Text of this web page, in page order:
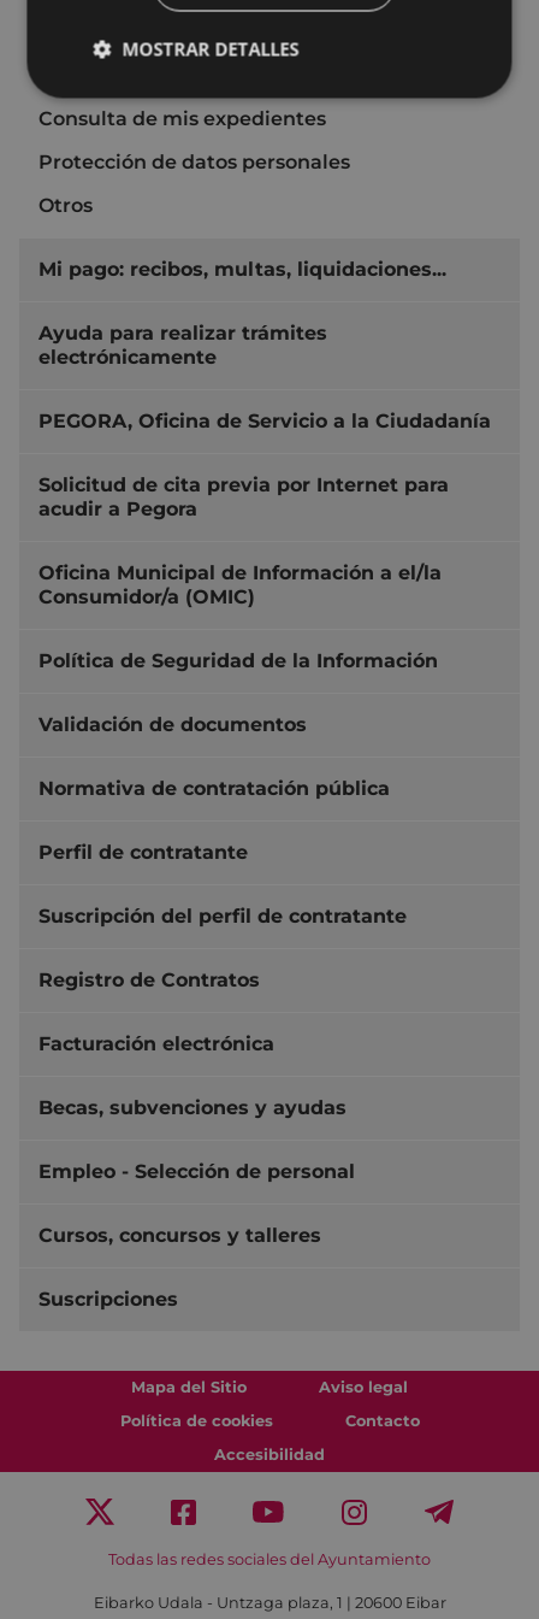
economía, tecnologías, medios de
Consulta de mis expedientes
Protección de datos personales
Otros
Mi pago: recibos, multas, liquidaciones...
Ayuda para realizar trámites
electrónicamente
PEGORA, Oficina de Servicio a la Ciudadanía
Solicitud de cita previa por Internet para
acudir a Pegora
Oficina Municipal de Información a el/la
Consumidor/a (OMIC)
Política de Seguridad de la Información
Validación de documentos
Normativa de contratación pública
Perfil de contratante
Suscripción del perfil de contratante
Registro de Contratos
Facturación electrónica
Becas, subvenciones y ayudas
Empleo - Selección de personal
Cursos, concursos y talleres
Suscripciones
Mapa del Sitio
Aviso legal
Política de cookies
Contacto
Accesibilidad
Todas las redes sociales del Ayuntamiento
Eibarko Udala - Untzaga plaza, 1 | 20600 Eibar
MOSTRAR DETALLES